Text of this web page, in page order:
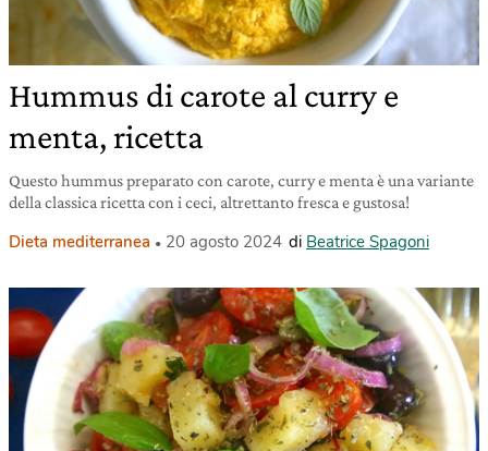
Hummus di carote al curry e
menta, ricetta
Questo hummus preparato con carote, curry e menta è una variante
della classica ricetta con i ceci, altrettanto fresca e gustosa!
Dieta mediterranea 20 agosto 2024 di Beatrice Spagoni